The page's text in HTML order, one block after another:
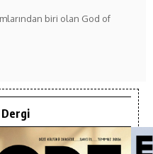
biri olan God of
Dergi